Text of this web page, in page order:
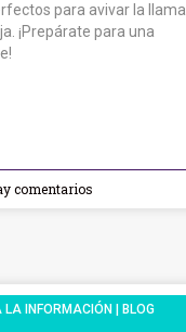
para avivar la llama
¡Prepárate para una
comentarios
INFORMACIÓN | BLOG